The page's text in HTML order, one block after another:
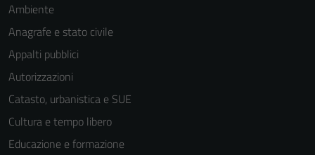
Ambiente
Anagrafe e stato civile
Appalti pubblici
Autorizzazioni
Catasto, urbanistica e SUE
Cultura e tempo libero
Educazione e formazione